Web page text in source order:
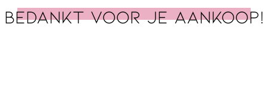
Bedankt voor je aankoop!